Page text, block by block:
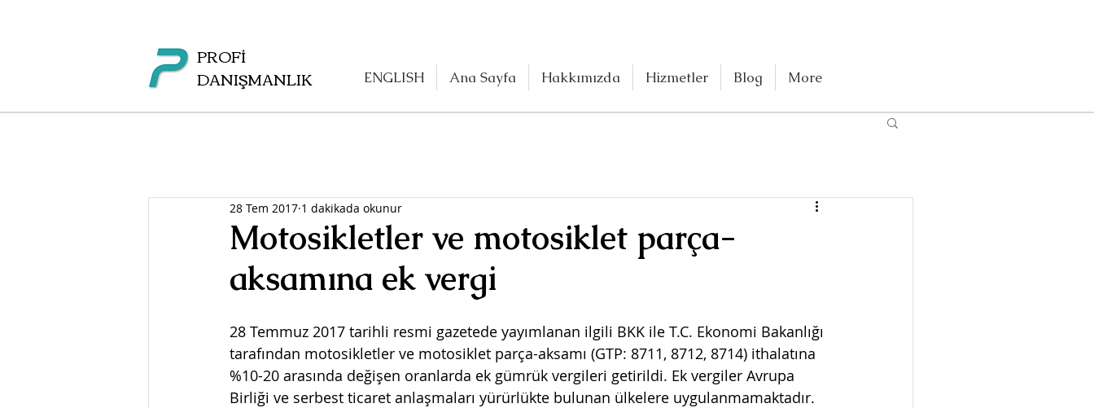
PROFİ
DANIŞMANLIK
ENGLISH Ana Sayfa Hakkımızda Hizmetler Blog More
Motosikletler ve motosiklet parça-
aksamına ek vergi
28 Tem 2017 1 dakikada okunur
28 Temmuz 2017 tarihli resmi gazetede yayımlanan ilgili BKK ile T.C. Ekonomi Bakanlığı
tarafından motosikletler ve motosiklet parça-aksamı (GTP: 8711, 8712, 8714) ithalatına
%10-20 arasında değişen oranlarda ek gümrük vergileri getirildi. Ek vergiler Avrupa
Birliği ve serbest ticaret anlaşmaları yürürlükte bulunan ülkelere uygulanmamaktadır.